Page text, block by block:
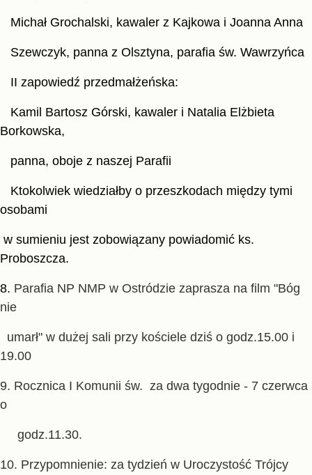
Michał Grochalski, kawaler z Kajkowa i Joanna Anna
Szewczyk, panna z Olsztyna, parafia św. Wawrzyńca
II zapowiedź przedmałżeńska:
Kamil Bartosz Górski, kawaler i Natalia Elżbieta
Borkowska,
panna, oboje z naszej Parafii
Ktokolwiek wiedziałby o przeszkodach między tymi
osobami
w sumieniu jest zobowiązany powiadomić ks.
Proboszcza.
8. Parafia NP NMP w Ostródzie zaprasza na film "Bóg
nie
umarł" w dużej sali przy kościele dziś o godz.15.00 i
19.00
9. Rocznica I Komunii św. za dwa tygodnie - 7 czerwca
o
godz.11.30.
10. Przypomnienie: za tydzień w Uroczystość Trójcy